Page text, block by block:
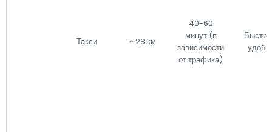
Такси ~ 28 км
40-60
минут (в
зависимости
от трафика)